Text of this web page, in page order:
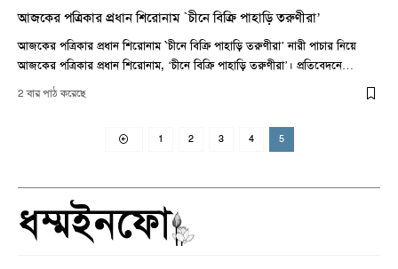
আজকের পত্রিকার প্রধান শিরোনাম `চীনে বিক্রি পাহাড়ি তরুণীরা’
আজকের পত্রিকার প্রধান শিরোনাম `চীনে বিক্রি পাহাড়ি তরুণীরা’ নারী পাচার নিয়ে
আজকের পত্রিকার প্রধান শিরোনাম, ‘চীনে বিক্রি পাহাড়ি তরুণীরা’। প্রতিবেদনে…
2 বার পাঠ করেছে
1 2 3 4 5